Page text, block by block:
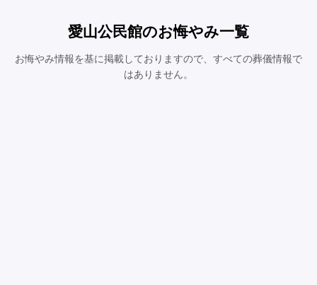
愛山公民館のお悔やみ一覧
お悔やみ情報を基に掲載しておりますので、すべての葬儀情報で
はありません。